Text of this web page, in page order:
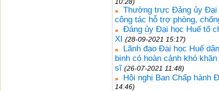
Thường trực Đảng ủy Đại
công tác hỗ trợ phòng,
Đảng ủy Đại học Huế tổ
XI (28-09-2021 15:17)
Lãnh đạo Đại học Huế
binh có hoàn cảnh khó
sĩ (26-07-2021 11:48)
Hội nghị Ban Chấp hành
14:46)